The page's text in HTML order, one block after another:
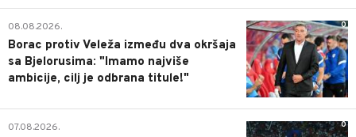
0
08.08.2026.
Borac protiv Veleža između dva okršaja
sa Bjelorusima: "Imamo najviše
ambicije, cilj je odbrana titule!"
0
07.08.2026.